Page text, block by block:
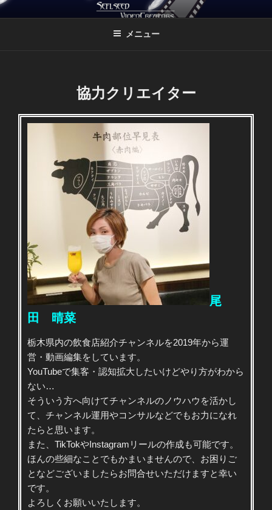
コ
ン
SELFSEED VIDEO CREATORS
メニュー
協力クリエイター
尾
田 晴菜
栃木県内の飲食店紹介チャンネルを2019年から運
営・動画編集をしています。
YouTubeで集客・認知拡大したいけどやり方がわから
ない…
そういう方へ向けてチャンネルのノウハウを活かし
て、チャンネル運用やコンサルなどでもお力になれ
たらと思います。
また、TikTokやInstagramリールの作成も可能です。
ほんの些細なことでもかまいませんので、お困りご
となどございましたらお問合せいただけますと幸い
です。
よろしくお願いいたします。